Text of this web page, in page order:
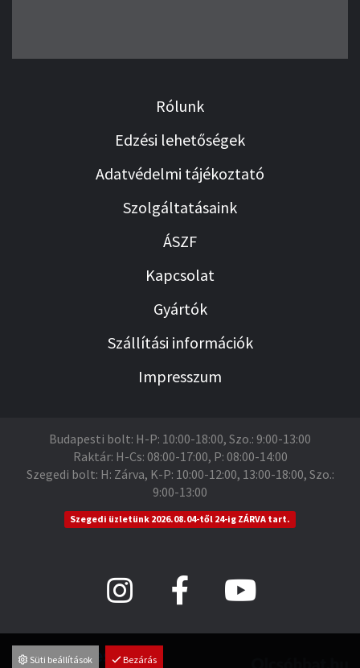
Rólunk
Edzési lehetőségek
Adatvédelmi tájékoztató
Szolgáltatásaink
ÁSZF
Kapcsolat
Gyártók
Szállítási információk
Impresszum
Budapesti bolt: H-P: 10:00-18:00, Szo.: 9:00-13:00
Raktár: H-Cs: 08:00-17:00, P: 08:00-14:00
Szegedi bolt: H: Zárva, K-P: 10:00-12:00, 13:00-18:00, Szo.:
9:00-13:00
Szegedi üzletünk 2026.08.04-től 24-ig ZÁRVA tart.
Süti beállítások Bezárás